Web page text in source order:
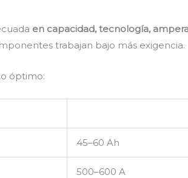
en capacidad, tecnología,
trabajan bajo más exigencia.
óptimo:
45–60 Ah
500–600 A